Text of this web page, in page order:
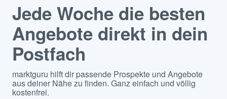
Jede Woche die besten
Angebote direkt in dein
Postfach
marktguru hilft dir passende Prospekte und Angebote
aus deiner Nähe zu finden. Ganz einfach und völlig
kostenfrei.